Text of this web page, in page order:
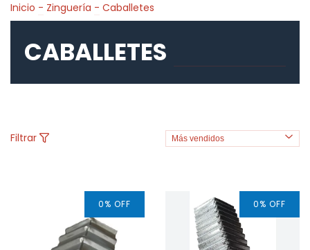
Inicio - Zinguería - Caballetes
CABALLETES
Filtrar
0% OFF 0% OFF